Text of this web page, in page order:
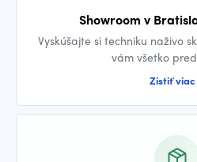
Showroom v
Vyskúšajte si techniku naživo
vám všetko
Zistiť viac